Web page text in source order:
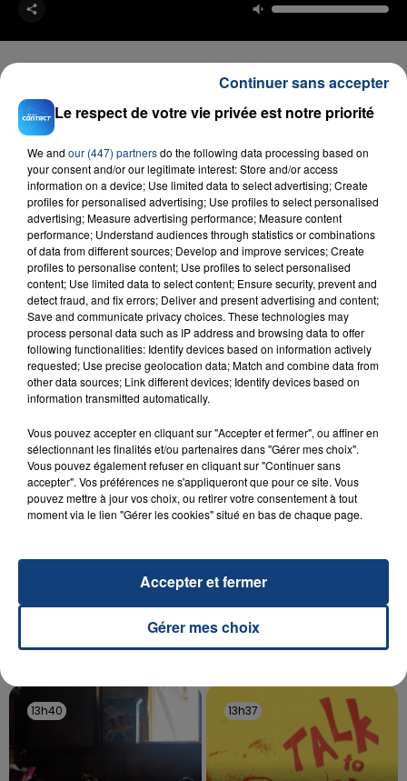
FIL D'ACTU
23 juillet 2026
INCENDIE MORTEL À LENS : UNE FEMME ET
SON BÉBÉ ENTRE LA VIE ET LA...
Un homme s'est immolé par le feu après avoir
aspergé sa compagne et leur bébé de trois mois
OPÉRER DE LA CHEVILLE RESSORT DE LA...
La famille a porté plainte contre la clinique qui a
reconnu sa responsabilité et présenté ses
TITRES DIFFUSÉS
13h40
13h40 13h37
13h37
Le respect de votre vie privée est notre priorité
We and our (447) partnersdo the following data processing based on
your consent and/or our legitimate interest: Store and/or access
information on a device; Use limited data to select advertising; Create
profiles for personalised advertising; Use profiles to select personalised
advertising; Measure advertising performance; Measure content
performance; Understand audiences through statistics or combinations
of data from different sources; Develop and improve services; Create
profiles to personalise content; Use profiles to select personalised
content; Use limited data to select content; Ensure security, prevent and
detect fraud, and fix errors; Deliver and present advertising and content;
Save and communicate privacy choices. These technologies may
process personal data such as IP address and browsing data to offer
following functionalities: Identify devices based on information actively
requested; Use precise geolocation data; Match and combine data from
other data sources; Link different devices; Identify devices based on
information transmitted automatically.
Vous pouvez accepter en cliquant sur "Accepter et fermer", ou affiner en
sélectionnant les finalités et/ou partenaires dans "Gérer mes choix".
Vous pouvez également refuser en cliquant sur "Continuer sans
accepter". Vos préférences ne s'appliqueront que pour ce site. Vous
pouvez mettre à jour vos choix, ou retirer votre consentement à tout
moment via le lien "Gérer les cookies" situé en bas de chaque page.
Gérer mes choix
Accepter et fermer
Continuer sans accepter